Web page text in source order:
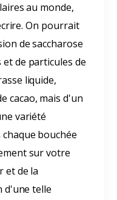
au monde,
On pourrait
de saccharose
de particules de
liquide,
cacao, mais d'un
variété
bouchée
sur votre
et de la
d'une telle